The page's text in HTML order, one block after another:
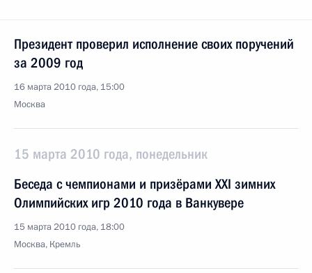
Президент проверил исполнение своих поручений
за 2009 год
16 марта 2010 года, 15:00
Москва
15 марта 2010 года, понедельник
Беседа с чемпионами и призёрами XXI зимних
Олимпийских игр 2010 года в Ванкувере
15 марта 2010 года, 18:00
Москва, Кремль